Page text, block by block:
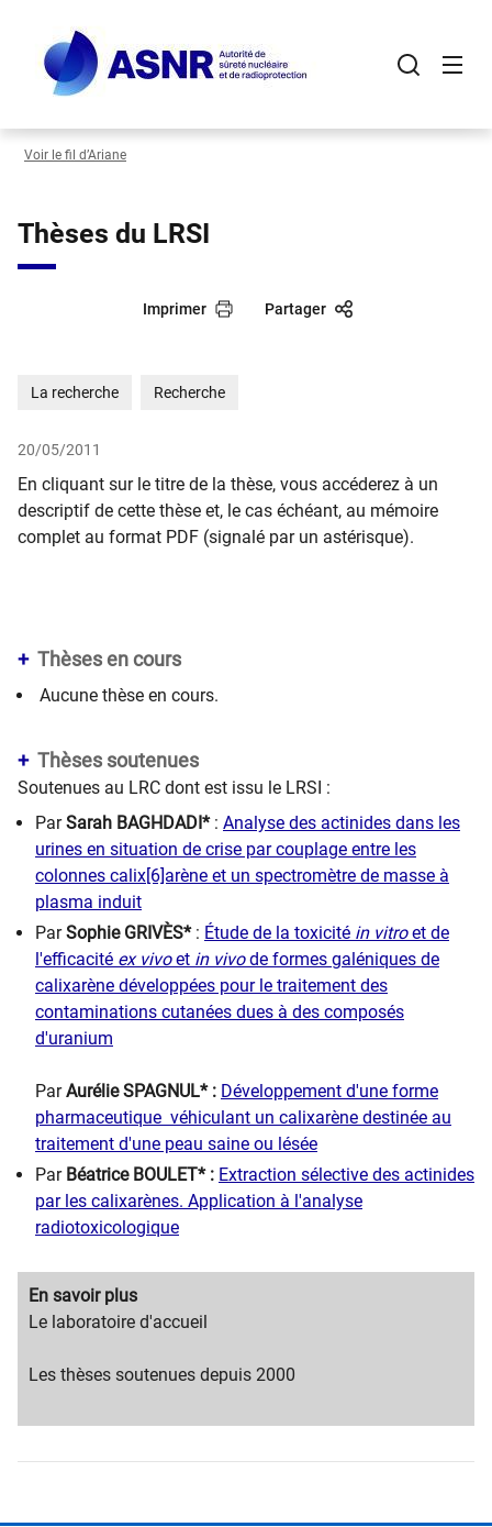
contenu
principal
Voir le fil d’Ariane
Thèses du LRSI
Imprimer Partager
La recherche Recherche
20/05/2011
En cliquant sur le titre de la thèse, vous accéderez à un
descriptif de cette thèse et, le cas échéant, au mémoire
complet au format PDF (signalé par un astérisque).
Thèses en cours
Aucune thèse en cours.
Thèses soutenues
Soutenues au LRC dont est issu le LRSI :
ParSarah BAGHDADI* : Analyse des actinides dans les
urines en situation de crise par couplage entre les
colonnes calix[6]arène et un spectromètre de masse à
plasma induit
ParSophie GRIVÈS*: Étude de la toxicité in vitroet de
l'efficacité ex vivoet in vivode formes galéniques de
calixarène développées pour le traitement des
contaminations cutanées dues à des composés
d'uranium
ParAurélie SPAGNUL* : Développement d'une forme
pharmaceutique véhiculant un calixarène destinée au
traitement d'une peau saine ou lésée
Par Béatrice BOULET* : Extraction sélective des actinides
par les calixarènes. Application à l'analyse
radiotoxicologique
Migration
content
En savoir plus
Migration
text
Le laboratoire d'accueil
Les thèses soutenues depuis 2000